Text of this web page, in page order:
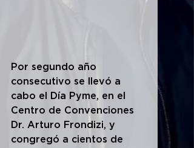
Por segundo año
consecutivo se llevó a
cabo el Día Pyme, en el
Centro de Convenciones
Dr. Arturo Frondizi, y
congregó a cientos de